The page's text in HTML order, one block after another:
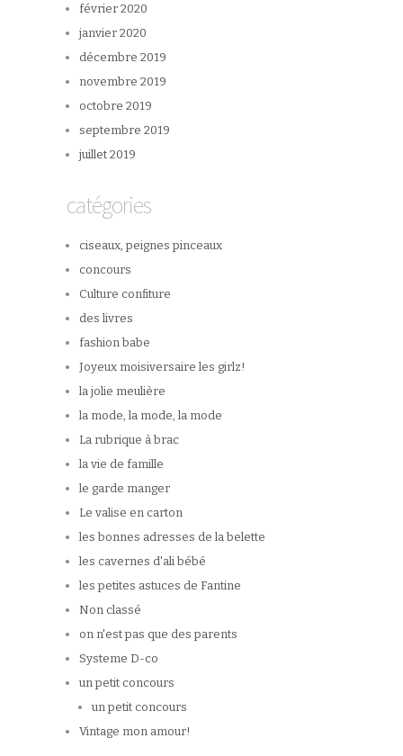
février 2020
janvier 2020
décembre 2019
novembre 2019
octobre 2019
septembre 2019
juillet 2019
catégories
ciseaux, peignes pinceaux
concours
Culture confiture
des livres
fashion babe
Joyeux moisiversaire les girlz!
la jolie meulière
la mode, la mode, la mode
La rubrique à brac
la vie de famille
le garde manger
Le valise en carton
les bonnes adresses de la belette
les cavernes d'ali bébé
les petites astuces de Fantine
Non classé
on n'est pas que des parents
Systeme D-co
un petit concours
un petit concours
Vintage mon amour!